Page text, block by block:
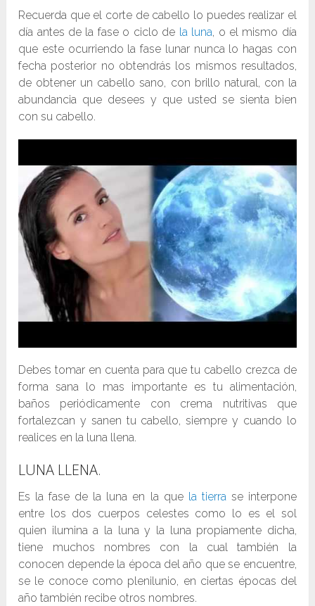
Recuerda que el corte de cabello lo puedes realizar el
día antes de la fase o ciclo de la luna , o el mismo día
que este ocurriendo la fase lunar nunca lo hagas con
fecha posterior no obtendrás los mismos resultados,
de obtener un cabello sano, con brillo natural, con la
abundancia que desees y que usted se sienta bien
con su cabello.
Debes tomar en cuenta para que tu cabello crezca de
forma sana lo mas importante es tu alimentación,
baños periódicamente con crema nutritivas que
fortalezcan y sanen tu cabello, siempre y cuando lo
realices en la luna llena.
LUNA LLENA.
Es la fase de la luna en la que la tierrase interpone
entre los dos cuerpos celestes como lo es el sol
quien ilumina a la luna y la luna propiamente dicha,
tiene muchos nombres con la cual también la
conocen depende la época del año que se encuentre,
se le conoce como plenilunio, en ciertas épocas del
año también recibe otros nombres.